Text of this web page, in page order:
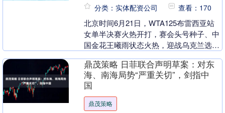
分类：实体配资公司 查看：170
北京时间6月21日，WTA125布雷西亚站
女单半决赛火热开打，赛会头号种子、中
国金花王曦雨状态火热，迎战乌克兰选手
节奏，攻防....
鼎茂策略 日菲联合声明草案：对东
海、南海局势“严重关切”，剑指中
国
鼎茂策略